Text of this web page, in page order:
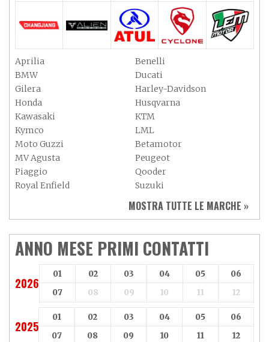
Aprilia
Benelli
BMW
Ducati
Gilera
Harley-Davidson
Honda
Husqvarna
Kawasaki
KTM
Kymco
LML
Moto Guzzi
Betamotor
MV Agusta
Peugeot
Piaggio
Qooder
Royal Enfield
Suzuki
Triumph
Yamaha
Aeon
Aspes
Axy
Baotian
MOSTRA TUTTE LE MARCHE »
ANNO MESE PRIMI CONTATTI
2026
01 02 03 04 05
06
07
08 09 10 11 12
2025
01 02 03 04 05
06
07
08 09 10 11 12